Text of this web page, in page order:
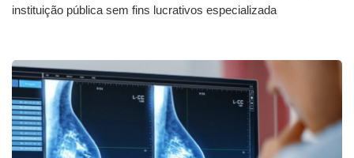
instituição pública sem fins lucrativos especializada